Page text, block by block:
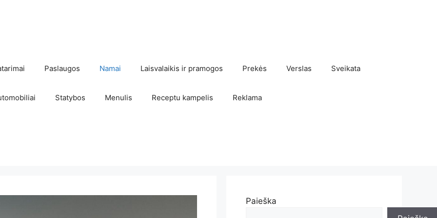
Paslaugos Namai Laisvalaikis ir pramogos Prekės Verslas Sveikata
Statybos Menulis Receptu kampelis Reklama
Paieška